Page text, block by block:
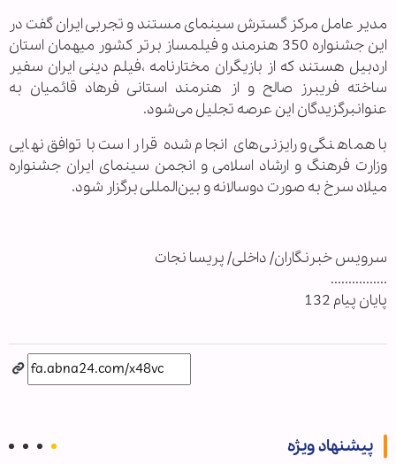
مدیر عامل مرکز گسترش سینمای مستند و تجربی ایران گفت در
این جشنواره 350 هنرمند و فیلمساز برتر کشور میهمان استان
اردبیل هستند که از بازیگران مختارنامه ،فیلم دینی ایران سفیر
ساخته فریبرز صالح و از هنرمند استانی فرهاد قائمیان به
عنوانبرگزیدگان این عرصه تجلیل می‌شود.
با هماهنگی و رایزنی‌های انجام شده قرار است با توافق نهایی
وزارت فرهنگ و ارشاد اسلامی و انجمن سینمای ایران جشنواره
میلاد سرخ به صورت دو‌سالانه و بین‌المللی برگزار شود.
سرويس خبرنگاران/ داخلی/ پریسا نجات
................
پایان پیام 132
پیشنهاد ویژه